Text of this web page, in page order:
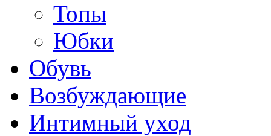
Топы
Юбки
Обувь
Возбуждающие
Интимный уход